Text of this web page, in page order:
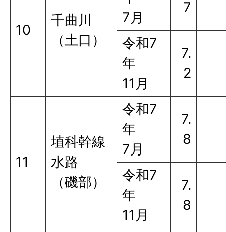
10
千曲川
（土口）
7月
7
令和7
年
11月
7.
2
11
埴科幹線
水路
（磯部）
令和7
年
7月
7.
8
令和7
年
11月
7.
8